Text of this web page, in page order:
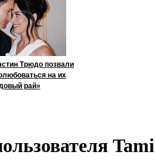
Трюдо позвали
на их
рай»
Tami